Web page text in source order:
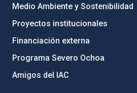
Medio Ambiente y Sostenibilidad
Proyectos institucionales
Financiación externa
Programa Severo Ochoa
Amigos del IAC